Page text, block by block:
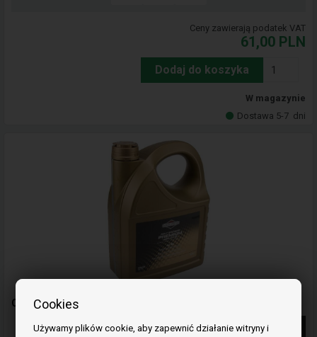
Cookies
Używamy plików cookie, aby zapewnić działanie witryny i
Ceny zawierają podatek VAT
61,00 PLN
Dodaj do koszyka
W magazynie
Dostawa 5-7 dni
Olej silnikowy Premium 5 L, SAE 5W-30 - Briggs & Stratton
więcej informacji